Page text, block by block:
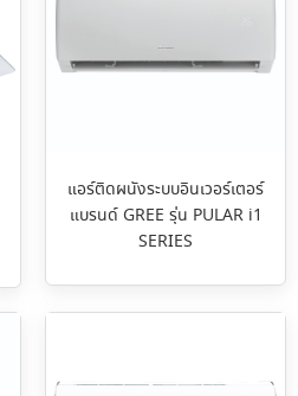
แอร์ติดผนังระบบอินเวอร์เตอร์
แบรนด์ GREE รุ่น PULAR i1
SERIES